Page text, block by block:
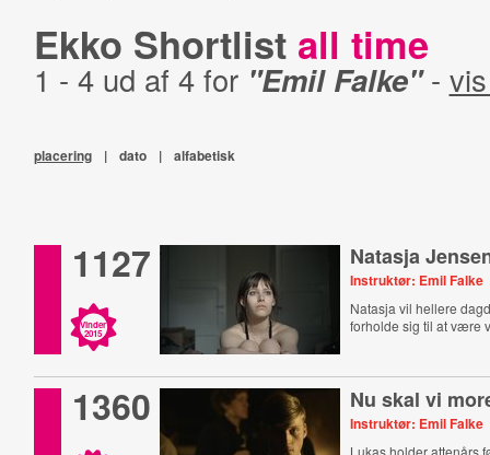
Ekko Shortlist all time
1 - 4 ud af 4 for "Emil Falke"-
placering | dato | alfabetisk
1127
Vinder
2015
Natasja
Instruktør: Emil Falke
Natasja vil hellere
forholde sig til at være
1360 Nu skal vi
Instruktør: Emil Falke
Lukas holder attenårs